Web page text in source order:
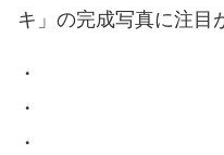
キ」の完成写真に注目
・
・
・